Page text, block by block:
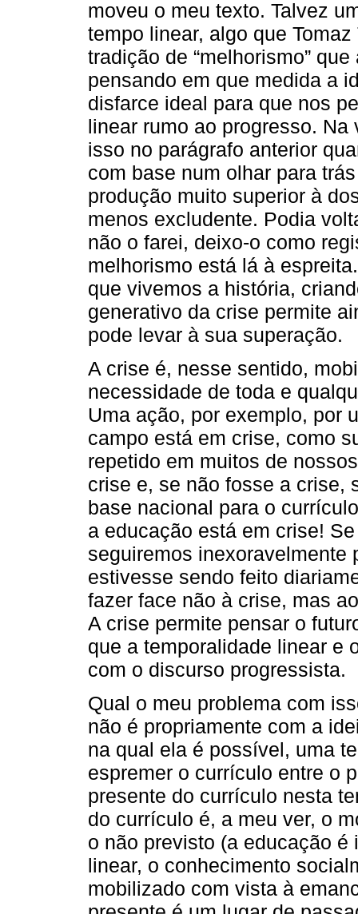
moveu o meu texto. Talvez
tempo linear, algo que
tradição de “melhorismo”
pensando em que medida a
disfarce ideal para que nos
linear rumo ao progresso.
isso no parágrafo anterior
com base num olhar para
produção muito superior à
menos excludente. Podia
não o farei, deixo-o como
melhorismo está lá à
que vivemos a história,
generativo da crise permite
pode levar à sua superação.
A crise é, nesse sentido,
necessidade de toda e
Uma ação, por exemplo, por
campo está em crise, como
repetido em muitos de
crise e, se não fosse a crise,
base nacional para o
a educação está em crise!
seguiremos inexoravelmente
estivesse sendo feito
fazer face não à crise, mas
A crise permite pensar o
que a temporalidade linear e
com o discurso progressista.
Qual o meu problema com
não é propriamente com a
na qual ela é possível, uma
espremer o currículo entre o
presente do currículo nesta
do currículo é, a meu ver, o
o não previsto (a educação
linear, o conhecimento
mobilizado com vista à